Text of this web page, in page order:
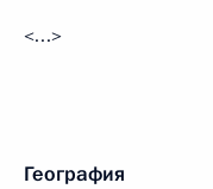
<…>
География